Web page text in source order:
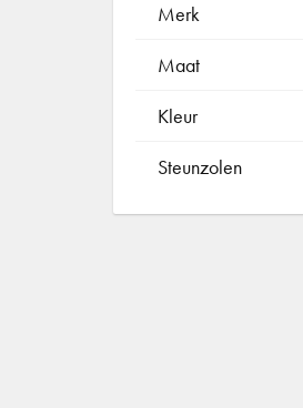
Merk
Maat
Kleur
Steunzolen